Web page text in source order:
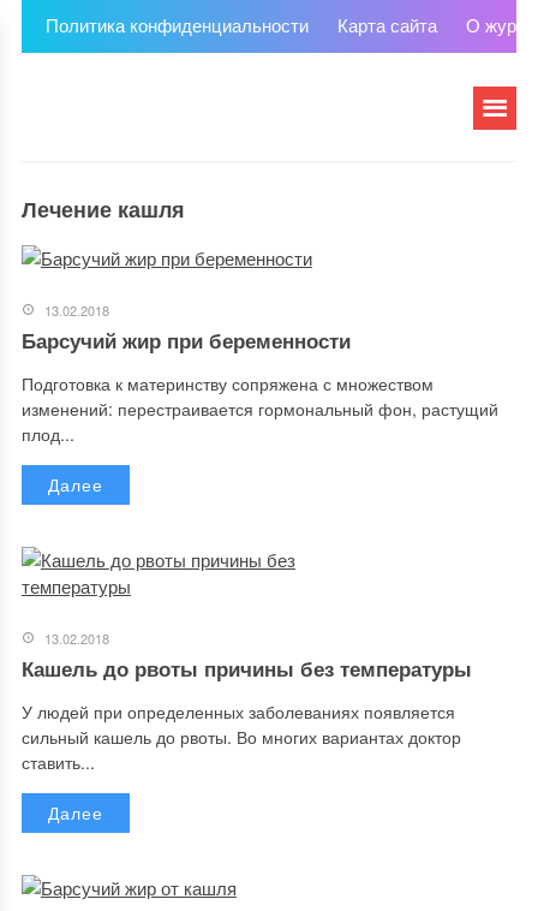
Политика конфиденциальности Карта сайта О
Лечение кашля
13.02.2018
Барсучий жир при беременности
Подготовка к материнству сопряжена с множеством
изменений: перестраивается гормональный фон, растущий
плод...
Далее
13.02.2018
Кашель до рвоты причины без температуры
У людей при определенных заболеваниях появляется
сильный кашель до рвоты. Во многих вариантах доктор
ставить...
Далее